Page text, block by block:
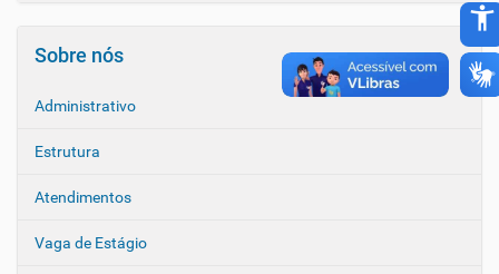
Sobre nós
Administrativo
Estrutura
Atendimentos
Vaga de Estágio
accessibility_new